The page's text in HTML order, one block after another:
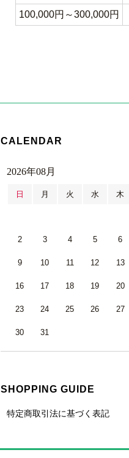
100,000円～300,000円
CALENDAR
2026年08月
日 月 火 水 木
2 3 4 5 6
9 10 11 12 13
16 17 18 19 20
23 24 25 26 27
30 31
SHOPPING GUIDE
特定商取引法に基づく表記